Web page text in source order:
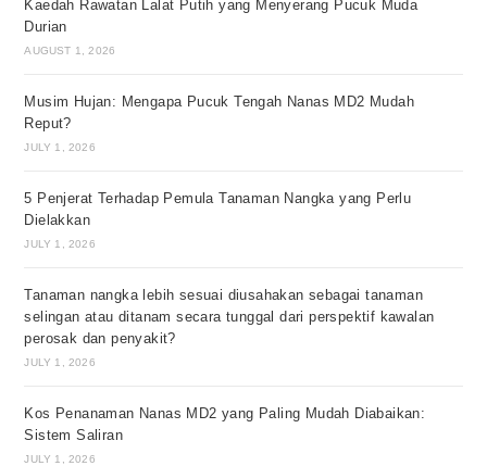
Kaedah Rawatan Lalat Putih yang Menyerang Pucuk Muda
Durian
AUGUST 1, 2026
Musim Hujan: Mengapa Pucuk Tengah Nanas MD2 Mudah
Reput?
JULY 1, 2026
5 Penjerat Terhadap Pemula Tanaman Nangka yang Perlu
Dielakkan
JULY 1, 2026
Tanaman nangka lebih sesuai diusahakan sebagai tanaman
selingan atau ditanam secara tunggal dari perspektif kawalan
perosak dan penyakit?
JULY 1, 2026
Kos Penanaman Nanas MD2 yang Paling Mudah Diabaikan:
Sistem Saliran
JULY 1, 2026